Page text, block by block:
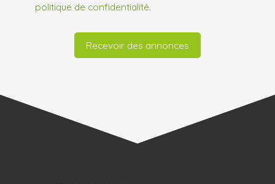
politique de confidentialité.
Recevoir des annonces